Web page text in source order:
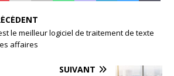
le meilleur logiciel de traitement de texte
affaires
SUIVANT